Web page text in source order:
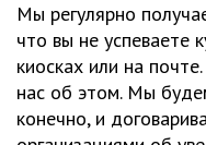
Мы регулярно
что вы не успеваете
киосках или на
нас об этом. Мы
конечно, и